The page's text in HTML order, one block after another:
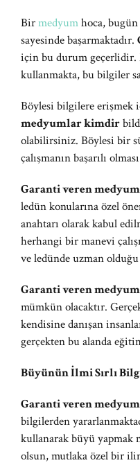
Birmedyumhoca, bugün
sayesinde başarmaktadır.
için bu durum geçerlidir.
kullanmakta, bu bilgiler
Böylesi bilgilere erişmek
medyumlar kimdir
olabilirsiniz. Böylesi bir
çalışmanın başarılı
Garanti veren
ledün konularına özel
anahtarı olarak kabul
herhangi bir manevi
ve ledünde uzman
Garanti veren
mümkün olacaktır.
kendisine danışan
gerçekten bu alanda
Büyünün İlmi Sırlı
Garanti veren
bilgilerden
kullanarak büyü yapmak
olsun, mutlaka özel bir